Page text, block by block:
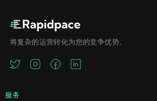
将复杂的运营转化为您的竞争优势。
服务